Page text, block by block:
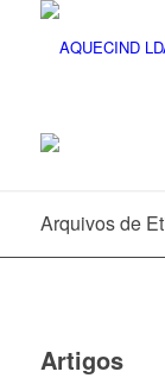
Arquivos de
Artigos